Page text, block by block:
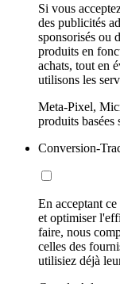
Si vous
des publicités
sponsorisés ou
produits en
achats, tout en
utilisons les
Meta-Pixel,
produits
Conversion-
En acceptant
et optimiser
faire, nous
celles des
utilisiez déjà